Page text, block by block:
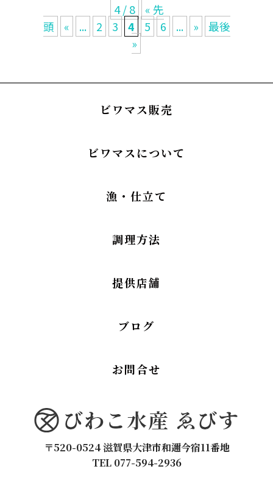
4 / 8
« 先
頭
« ... 2 3 4 5 6 ... »
最後
»
ビワマス販売
ビワマスについて
漁・仕立て
調理方法
提供店舗
ブログ
お問合せ
〒520-0524 滋賀県大津市和邇今宿11番地
TEL 077-594-2936